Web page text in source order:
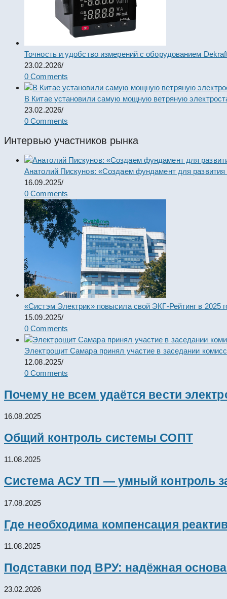
Точность и удобство измерений с оборудованием
23.02.2026/
0 Comments
В Китае установили самую мощную ветряную
23.02.2026/
0 Comments
Интервью участников рынка
Анатолий Пискунов: «Создаем фундамент для развития
16.09.2025/
0 Comments
«Систэм Электрик» повысила свой ЭКГ-Рейтинг в 2025
15.09.2025/
0 Comments
Электрощит Самара принял участие в заседании
12.08.2025/
0 Comments
Почему не всем удаётся вести
16.08.2025
Общий контроль системы СОПТ
11.08.2025
Система АСУ ТП — умный контроль
17.08.2025
Где необходима компенсация
11.08.2025
Подставки под ВРУ: надёжная
23.02.2026